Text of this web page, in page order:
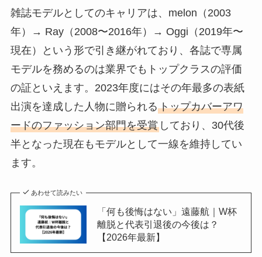
雑誌モデルとしてのキャリアは、melon（2003
年）→ Ray（2008〜2016年）→ Oggi（2019年〜
現在）という形で引き継がれており、各誌で専属
モデルを務めるのは業界でもトップクラスの評価
の証といえます。2023年度にはその年最多の表紙
出演を達成した人物に贈られるトップカバーアワ
ードのファッション部門を受賞しており、30代後
半となった現在もモデルとして一線を維持してい
ます。
あわせて読みたい
「何も後悔はない」遠藤航｜W杯
離脱と代表引退後の今後は？
【2026年最新】